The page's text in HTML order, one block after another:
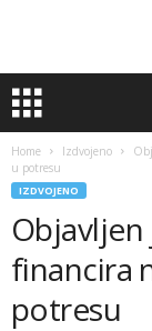
Home Izdvojeno
u potresu
IZDVOJENO
financira
potresu